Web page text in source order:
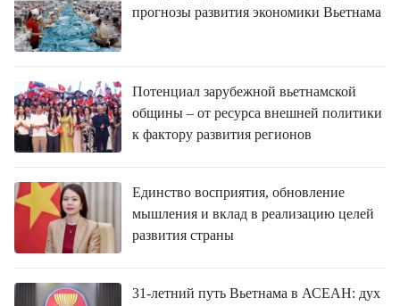
прогнозы развития экономики Вьетнама
Потенциал зарубежной вьетнамской
общины – от ресурса внешней политики
к фактору развития регионов
Единство восприятия, обновление
мышления и вклад в реализацию целей
развития страны
31-летний путь Вьетнама в АСЕАН: дух